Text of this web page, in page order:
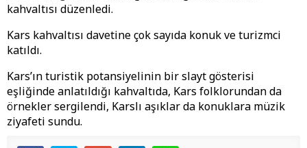
kahvaltısı düzenledi.
Kars kahvaltısı davetine çok sayıda konuk ve turizmci
katıldı.
Kars’ın turistik potansiyelinin bir slayt gösterisi
eşliğinde anlatıldığı kahvaltıda, Kars folklorundan da
örnekler sergilendi, Karslı aşıklar da konuklara müzik
ziyafeti sundu.